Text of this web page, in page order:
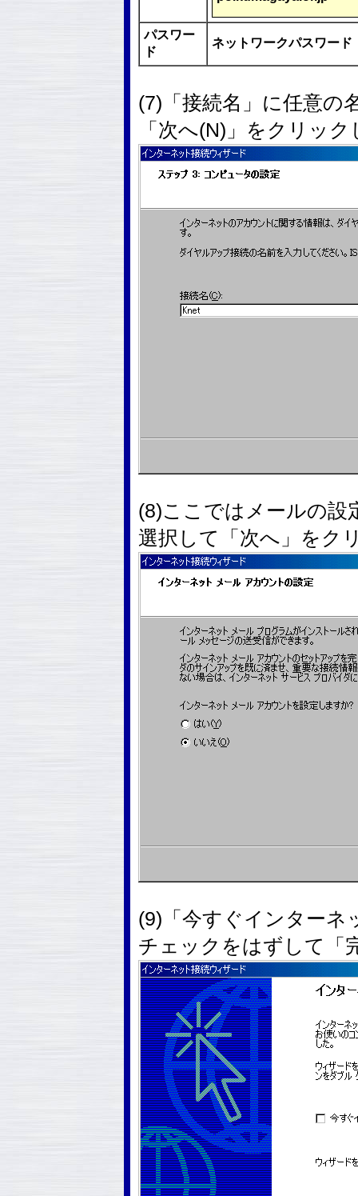
パスワー
ド
ネットワークパスワード
(7)「接続名」に任意の
「次へ(N)」をクリッ
(8)ここではメールの設
選択して「次へ」をク
(9)「今すぐインターネ
チェックをはずして「